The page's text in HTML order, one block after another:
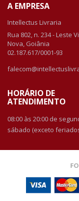
A EMPRESA
Intellectus Livraria
Rua 802, n. 234 - Leste
Nova, Goiânia
02.187.617/0001-93
HORÁRIO DE
ATENDIMENTO
08:00 às 20:00 de
sábado (exceto